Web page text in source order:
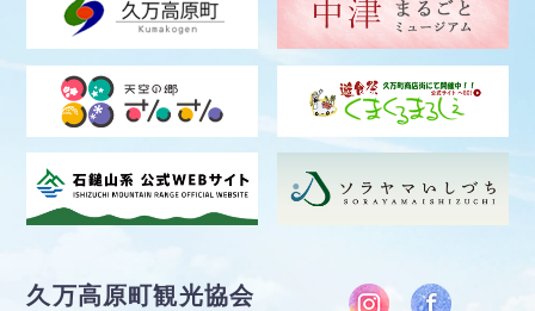
久万高原町観光協会